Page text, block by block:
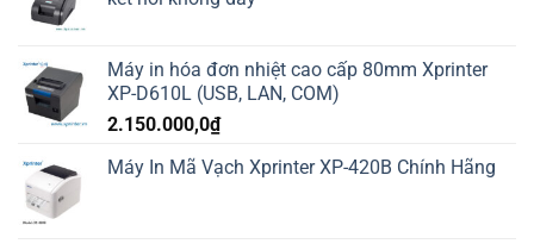
Máy in hóa đơn nhiệt cao cấp 80mm Xprinter
XP-D610L (USB, LAN, COM)
2.150.000,0₫
Máy In Mã Vạch Xprinter XP-420B Chính Hãng